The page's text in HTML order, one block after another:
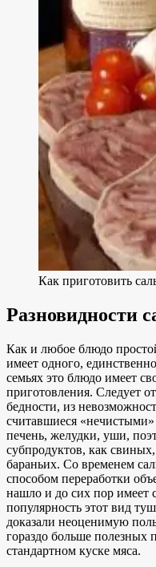
Как приготовить
Разновидности
Как и любое блюдо
имеет одного,
семьях это блюдо имеет
приготовления. Следует
бедности, из
считавшиеся
печень, желудки, уши,
субпродуктов, как
бараньих. Со временем
способом переработки
нашло и до сих пор имеет
популярность этот вид
доказали неоценимую
гораздо больше полезных
стандартном куске мяса.